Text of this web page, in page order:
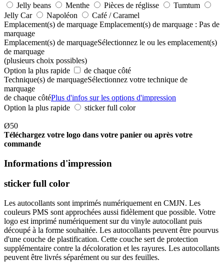
Jelly beans
Menthe Pièces de réglisse
Tumtum
Jelly Car
Napoléon
Café / Caramel
Emplacement(s) de marquage Emplacement(s) de marquage : Pas de
marquage
Emplacement(s) de marquageSélectionnez le ou les emplacement(s)
de marquage
(plusieurs choix possibles)
Option la plus rapide
de chaque côté
Technique(s) de marquageSélectionnez votre technique de
marquage
de chaque côtéPlus d'infos sur les options d'impression
Option la plus rapide
sticker full color
Ø50
Téléchargez votre logo dans votre panier ou après votre
commande
Informations d'impression
sticker full color
Les autocollants sont imprimés numériquement en CMJN. Les
couleurs PMS sont approchées aussi fidèlement que possible. Votre
logo est imprimé numériquement sur du vinyle autocollant puis
découpé à la forme souhaitée. Les autocollants peuvent être pourvus
d'une couche de plastification. Cette couche sert de protection
supplémentaire contre la décoloration et les rayures. Les autocollants
peuvent être livrés séparément ou sur des feuilles.